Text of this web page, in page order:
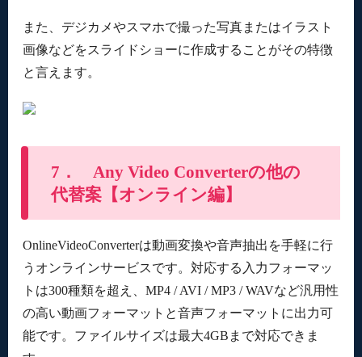
また、デジカメやスマホで撮った写真またはイラスト
画像などをスライドショーに作成することがその特徴
と言えます。
7． Any Video Converterの他の
代替案【オンライン編】
OnlineVideoConverterは動画変換や音声抽出を手軽に行
うオンラインサービスです。対応する入力フォーマッ
トは300種類を超え、MP4 / AVI / MP3 / WAVなど汎用性
の高い動画フォーマットと音声フォーマットに出力可
能です。ファイルサイズは最大4GBまで対応できま